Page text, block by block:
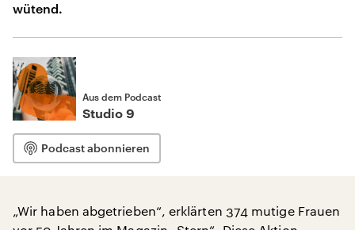
wütend.
Aus dem Podcast
Studio 9
Podcast abonnieren
„Wir haben abgetrieben“, erklärten 374 mutige Frauen